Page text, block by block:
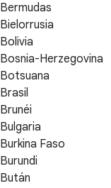
Bermudas
Bielorrusia
Bolivia
Bosnia-Herzegovina
Botsuana
Brasil
Brunéi
Bulgaria
Burkina Faso
Burundi
Bután